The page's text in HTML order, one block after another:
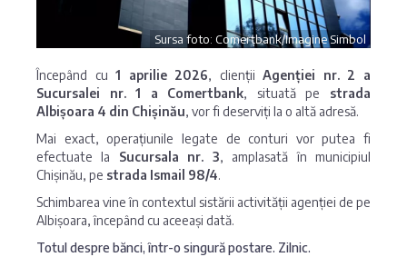
Sursa foto: Comerțbank/Imagine Simbol
Începând cu1 aprilie 2026, cliențiiAgenției nr. 2 a
Sucursalei nr. 1 a Comertbank, situată pe strada
Albișoara 4 din Chișinău, vor fi deserviți la o altă adresă.
Mai exact, operațiunile legate de conturi vor putea fi
efectuate la Sucursala nr. 3, amplasată în municipiul
Chișinău, pe strada Ismail 98/4.
Schimbarea vine în contextul sistării activității agenției de pe
Albișoara, începând cu aceeași dată.
Totul despre bănci, într-o singură postare. Zilnic.